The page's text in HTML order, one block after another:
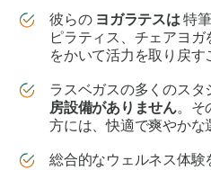
彼らの ヨガラテスは 特
ピラティス、チェアヨ
をかいて活力を取り戻す
ラスベガスの多くのス
房設備がありません。そ
方には、快適で爽やかな
総合的なウェルネス体験